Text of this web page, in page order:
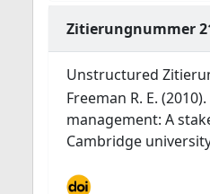
Zitierungnummer
Unstructured
Freeman R. E.
management: A
Cambridge